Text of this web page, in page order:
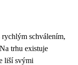
schválením,
trhu existuje
liší svými